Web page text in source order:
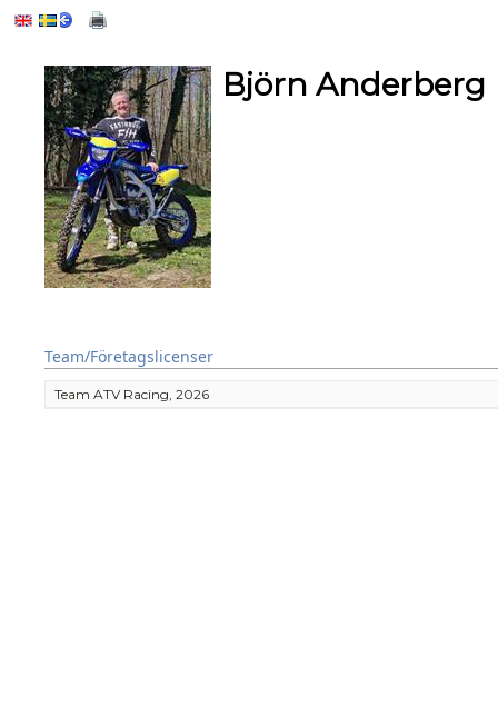
Björn Anderberg
Team/Företagslicenser
Team ATV Racing, 2026